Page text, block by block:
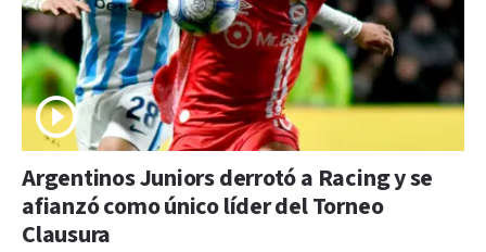
Argentinos Juniors derrotó a Racing y se
afianzó como único líder del Torneo
Clausura